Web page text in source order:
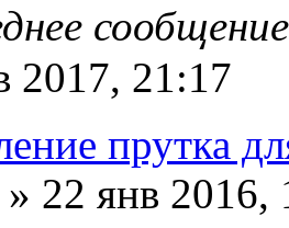
2017, 21:17
прутка
» 22 янв 2016,